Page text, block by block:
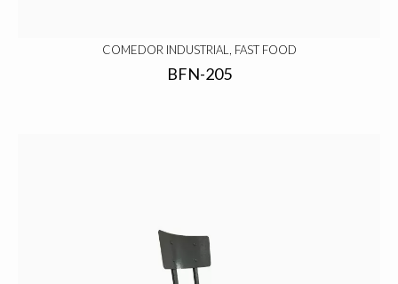
COMEDOR INDUSTRIAL, FAST FOOD
BFN-205